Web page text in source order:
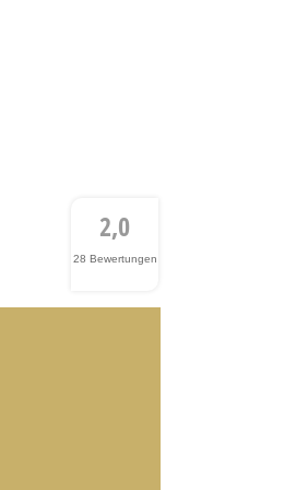
2,0
28 Bewertungen